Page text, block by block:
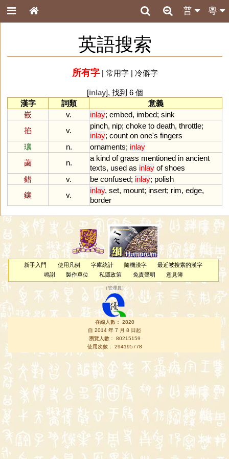
粵
普
英語搜索
所有字| 常用字| 冷僻字
[inlay], 找到 6 個
漢字
詞類
意義
嵌
v. inlay; embed, imbed; sink
掐
v.
pinch, nip; choke to death, throttle;
inlay; count on one's fingers
瓖
n. ornaments; inlay
蓾
n.
a kind of grass mentioned in ancient
texts, used as inlay of shoes
錯
v. be confused; inlay; polish
鑲
v.
inlay, set, mount; insert; rim, edge,
border
新手入門 使用凡例 字庫統計 隨機漢字
最近被搜索的漢字
鳴謝
製作單位 私隱政策 免責聲明 意見簿
（管理員 ）
在線人數： 2820
自 2014 年 7 月 8 日起
瀏覽人數： 80215159
使用次數： 294195778